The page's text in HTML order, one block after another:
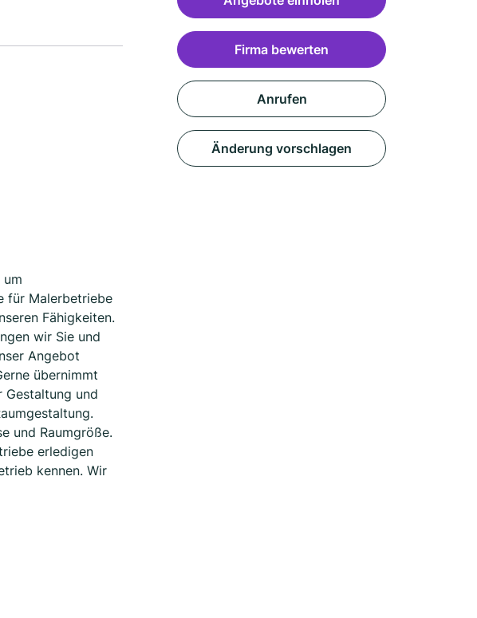
für Malerbetriebe
Fähigkeiten.
wir Sie und
Angebot
übernimmt
Gestaltung und
und Raumgröße.
erledigen
kennen. Wir
Firma bewerten
Anrufen
Änderung vorschlagen